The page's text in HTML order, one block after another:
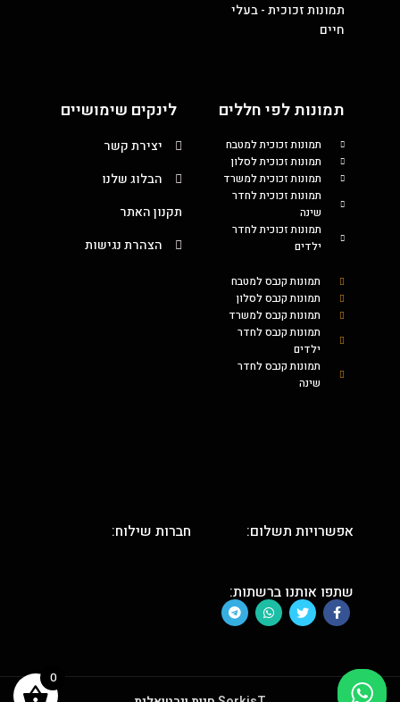
תמונות זכוכית - בעלי
חיים
תמונות לפי חללים
תמונות זכוכית למטבח
תמונות זכוכית לסלון
תמונות זכוכית למשרד
תמונות זכוכית לחדר
שינה
תמונות זכוכית לחדר
ילדים
תמונות קנבס למטבח
תמונות קנבס לסלון
תמונות קנבס למשרד
תמונות קנבס לחדר
ילדים
תמונות קנבס לחדר
שינה
לינקים שימושיים
יצירת קשר
הבלוג שלנו
תקנון האתר
הצהרת נגישות
אפשרויות תשלום: חברות שילוח:
שתפו אותנו ברשתות:
0